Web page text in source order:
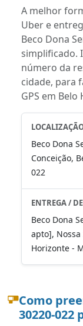
A melhor
Uber e
Beco Dona
simplificado.
número da
cidade, para
GPS em
Beco Dona
Conceição,
022
ENTREGA /
Beco Dona
apto], Nossa
Horizonte -
Como
30220-022